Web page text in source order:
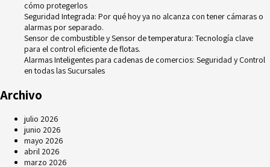
cómo protegerlos
Seguridad Integrada: Por qué hoy ya no alcanza con tener cámaras o
alarmas por separado.
Sensor de combustible y Sensor de temperatura: Tecnología clave
para el control eficiente de flotas.
Alarmas Inteligentes para cadenas de comercios: Seguridad y Control
en todas las Sucursales
Archivo
julio 2026
junio 2026
mayo 2026
abril 2026
marzo 2026